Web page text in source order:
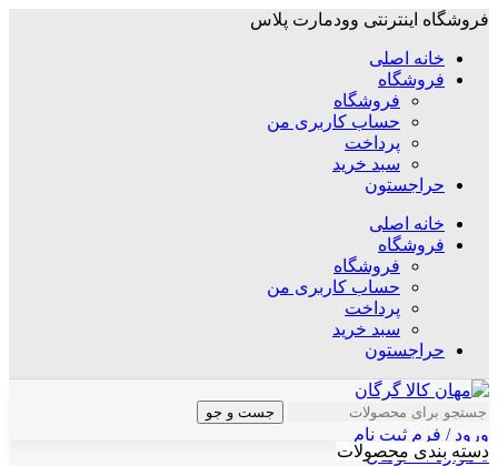
فروشگاه اینترنتی وودمارت پلاس
خانه اصلی
فروشگاه
فروشگاه
حساب کاربری من
پرداخت
سبد خرید
حراجستون
خانه اصلی
فروشگاه
فروشگاه
حساب کاربری من
پرداخت
سبد خرید
حراجستون
جست و جو
ورود / فرم ثبت نام
0 موارد / ۰ تومان
دسته بندی محصولات